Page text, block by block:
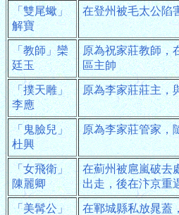
「雙尾蠍」
解寶
在登州被毛太公陷
「教師」欒
廷玉
原為祝家莊教師，
區主帥
「撲天雕」
李應
原為李家莊莊主，
「鬼臉兒」
杜興
原為李家莊管家，
「女飛衛」
陳麗卿
在薊州被扈嵐破去
出走，後在汴京重
「美髯公」
在鄆城縣私放晁蓋